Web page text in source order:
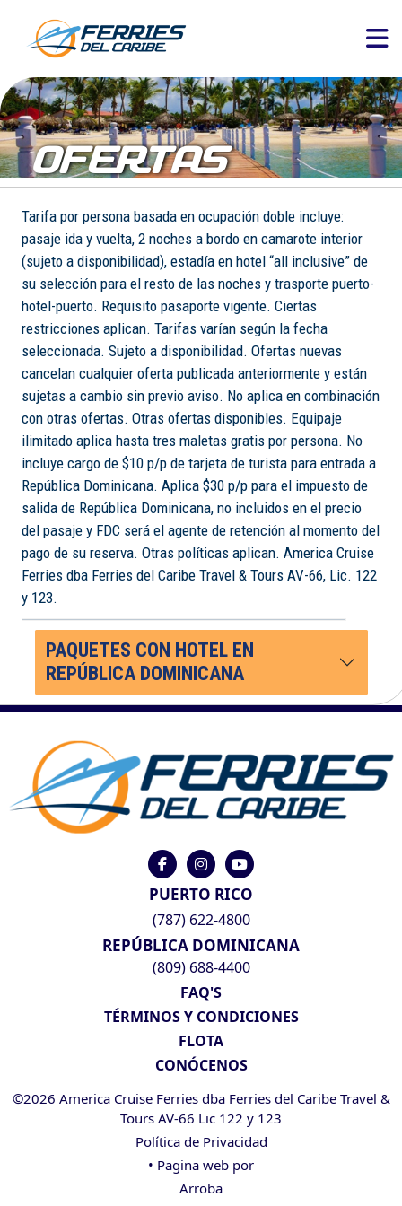
OFERTAS
Tarifa por persona basada en ocupación doble incluye:
pasaje ida y vuelta, 2 noches a bordo en camarote interior
(sujeto a disponibilidad), estadía en hotel “all inclusive” de
su selección para el resto de las noches y trasporte puerto-
hotel-puerto. Requisito pasaporte vigente. Ciertas
restricciones aplican. Tarifas varían según la fecha
seleccionada. Sujeto a disponibilidad. Ofertas nuevas
cancelan cualquier oferta publicada anteriormente y están
sujetas a cambio sin previo aviso. No aplica en combinación
con otras ofertas. Otras ofertas disponibles. Equipaje
ilimitado aplica hasta tres maletas gratis por persona. No
incluye cargo de $10 p/p de tarjeta de turista para entrada a
República Dominicana. Aplica $30 p/p para el impuesto de
salida de República Dominicana, no incluidos en el precio
del pasaje y FDC será el agente de retención al momento del
pago de su reserva. Otras políticas aplican. America Cruise
Ferries dba Ferries del Caribe Travel & Tours AV-66, Lic. 122
y 123.
PAQUETES CON HOTEL EN
REPÚBLICA DOMINICANA
PUERTO RICO
(787) 622-4800
REPÚBLICA DOMINICANA
(809) 688-4400
FAQ'S
TÉRMINOS Y CONDICIONES
FLOTA
CONÓCENOS
©2026 America Cruise Ferries dba Ferries del Caribe Travel &
Tours AV-66 Lic 122 y 123
Política de Privacidad
• Pagina web por
Arroba